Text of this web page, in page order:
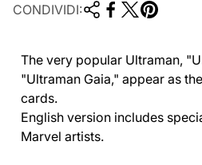
CONDIVIDI:
The very popular Ultraman,
"Ultraman Gaia," appear as
cards.
English version includes
Marvel artists.